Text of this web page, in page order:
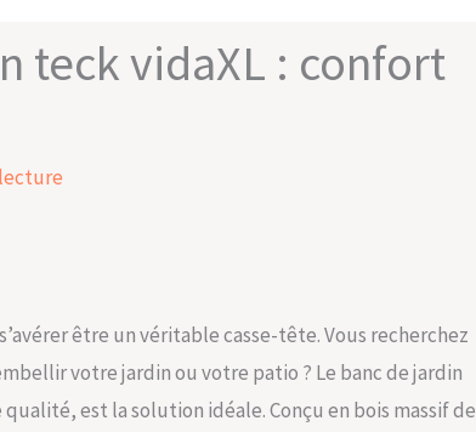
teck vidaXL : confort
être un véritable casse-tête. Vous recherchez
votre jardin ou votre patio ? Le banc de jardin
est la solution idéale. Conçu en bois massif de